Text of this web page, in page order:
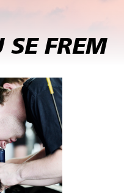
FREM